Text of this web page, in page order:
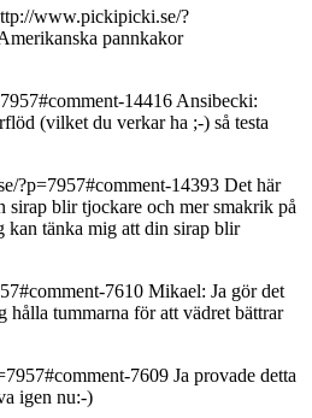
www.pickipicki.se/?
pannkakor
14416 Ansibecki:
(vilket du verkar ha ;-) så testa
?p=7957#comment-14393 Det här
sirap blir tjockare och mer smakrik på
kan tänka mig att din sirap blir
7610 Mikael: Ja gör det
hålla tummarna för att vädret bättrar
7609 Ja provade detta
igen nu:-)